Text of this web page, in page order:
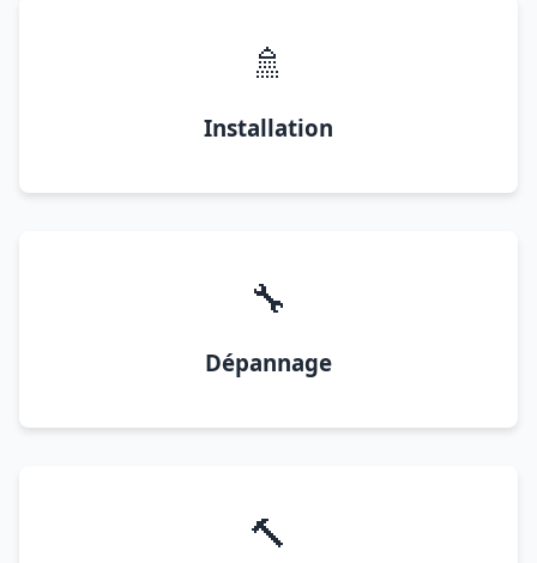
🚿
Installation
🔧
Dépannage
🔨